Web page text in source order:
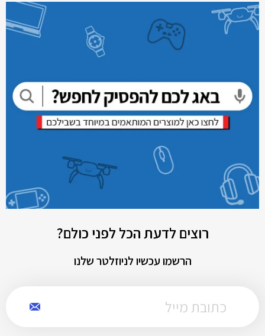
רוצים לדעת הכל לפני כולם?
הרשמו עכשיו לניוזלטר שלנו